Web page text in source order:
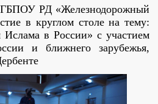
ГБПОУ РД «Железнодорожный
в круглом столе на тему:
Ислама в России» с участием
и ближнего зарубежья,